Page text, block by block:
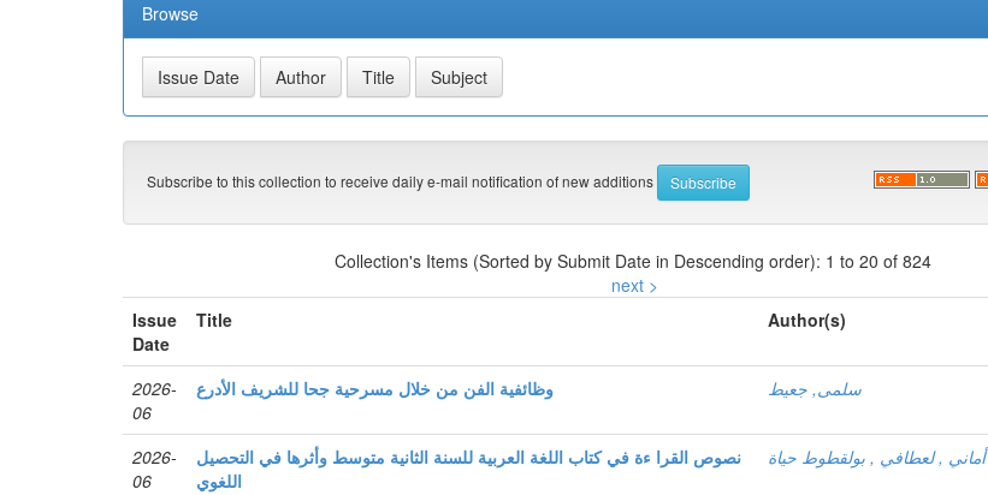
Browse
Subscribe to this collection to receive daily e-mail notification of new additions
Collection's Items (Sorted by Submit Date in Descending order): 1 to 20 of 824
next >
Issue
Date
Title Author(s)
2026-
06
وظائفية الفن من خلال مسرحية جحا للشريف الأدرع سلمى, جعيط
2026-
06
نصوص القرا ءة في كتاب اللغة العربية للسنة الثانية متوسط وأثرها في التحصيل
اللغوي
أماني , لعطافي , بولقطوط حياة